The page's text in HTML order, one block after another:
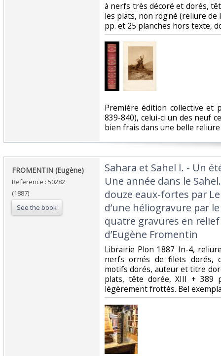
à nerfs très décoré et dorés,
les plats, non rogné (reliure de
pp. et 25 planches hors texte,
‎Première édition collective et
839-840), celui-ci un des neuf
bien frais dans une belle
‎FROMENTIN (Eugène)‎
Reference : 50282
(1887)
See the book
‎Sahara et Sahel I. - Un
Une année dans le
douze eaux-fortes par
d’une héliogravure par
quatre gravures en relief
d’Eugène Fromentin‎
‎Librairie Plon 1887 In-4,
nerfs ornés de filets dorés,
motifs dorés, auteur et titre
plats, tête dorée, XIII + 389
légèrement frottés. Bel